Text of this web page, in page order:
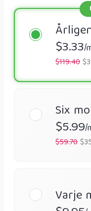
$3.33/
$119.40
Six
$5.99/
$59.70
Varje